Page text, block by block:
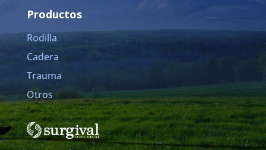
Productos
Rodilla
Cadera
Trauma
Otros